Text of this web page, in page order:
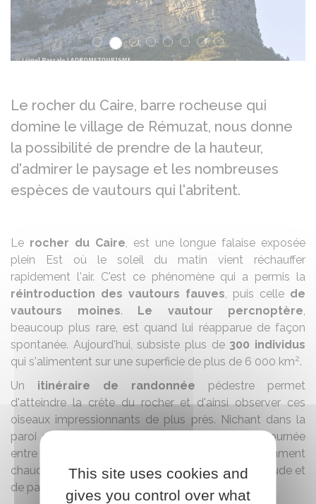
Le rocher du Caire, barre rocheuse qui
domine le village de Rémuzat, nous donne
la possibilité de prendre de la hauteur,
d'admirer le paysage et les nombreuses
espèces de vautours qui l'abritent.
Le rocher du Caire, est une longue falaise exposée
plein Est où le soleil du matin vient réchauffer
rapidement l'air. C'est ce phénomène qui a permis la
réintroduction des vautours fauves, puis celle de
vautours moines. Le vautour percnoptère,
beaucoup plus rare, est quand lui réapparue de façon
spontanée. Aujourd'hui, subsiste plus de 300 individus
qui s'alimentent sur une superficie de plus de 6 000 km2.
Un itinéraire de randonnée pédestre permet
d'atteindre la crête du rocher et d'ainsi observer ces
oiseaux impressionnants de plus près. Nichant dans la
paroi du rocher, ils prennent leur envol pour la journée
entre dix heures et midi, quand l'air est suffisamment
chaud pour leur permettre de prendre assez d'altitude et
de partir à la recherche de nourriture.
This site uses cookies and
gives you control over what